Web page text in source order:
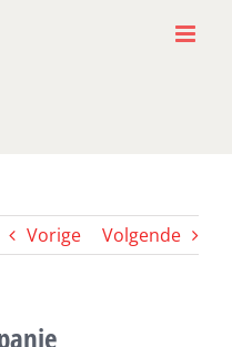
Vorige Volgende